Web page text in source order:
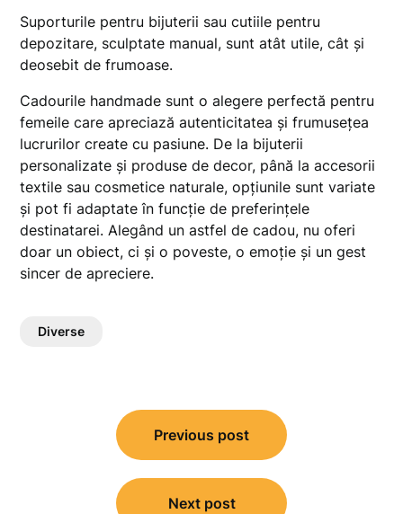
Suporturile pentru bijuterii sau cutiile pentru
depozitare, sculptate manual, sunt atât utile, cât și
deosebit de frumoase.
Cadourile handmade sunt o alegere perfectă pentru
femeile care apreciază autenticitatea și frumusețea
lucrurilor create cu pasiune. De la bijuterii
personalizate și produse de decor, până la accesorii
textile sau cosmetice naturale, opțiunile sunt variate
și pot fi adaptate în funcție de preferințele
destinatarei. Alegând un astfel de cadou, nu oferi
doar un obiect, ci și o poveste, o emoție și un gest
sincer de apreciere.
Diverse
Previous post
Next post